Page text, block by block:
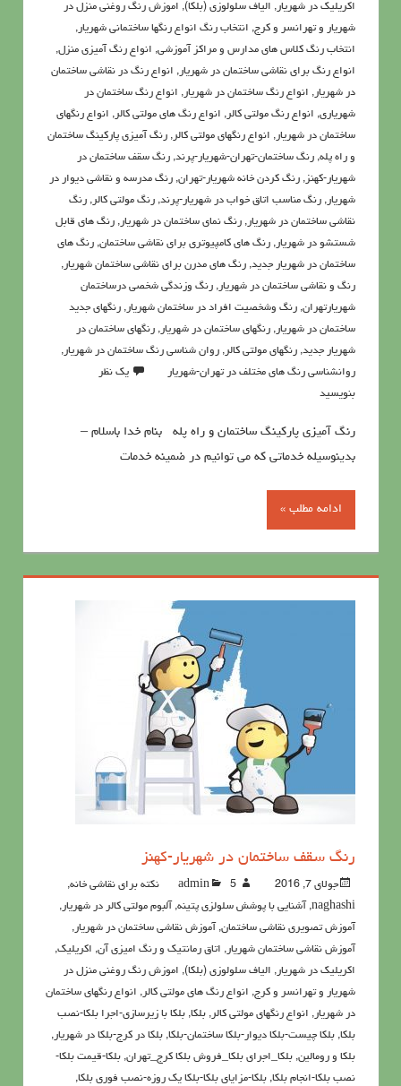
اکريليک در شهریار, الیاف سلولوزی (بلکا), اموزش رنگ روغنی منزل در
شهریار و تهرانسر و کرج, انتخاب رنگ انواع رنگها ساختمانی شهریار,
انتخاب رنگ کلاس های مدارس و مراکز آموزشی, انواع رنگ آمیزی منزل,
انواع رنگ برای نقاشی ساختمان در شهریار, انواع رنگ در نقاشی ساختمان
در شهریار, انواع رنگ ساختمان در شهریار, انواع رنگ ساختمان در
شهریاری, انواع رنگ مولتی کالر, انواع رنگ های مولتی کالر, انواع رنگهای
ساختمان در شهریار, انواع رنگهای مولتی کالر, رنگ آمیزی پارکینگ ساختمان
و راه پله, رنگ ساختمان-تهران-شهریار-پرند, رنگ سقف ساختمان در
شهریار-کهنز, رنگ کردن خانه شهریار-تهران, رنگ مدرسه و نقاشی دیوار در
شهریار, رنگ مناسب اتاق خواب در شهریار-پرند, رنگ مولتی کالر, رنگ
نقاشی ساختمان در شهریار, رنگ نمای ساختمان در شهریار, رنگ هاي قابل
شستشو در شهریار, رنگ هاي كامپيوتري براي نقاشي ساختمان, رنگ های
ساختمان در شهریار جدید, رنگ های مدرن برای نقاشی ساختمان شهریار,
رنگ و نقاشی ساختمان در شهریار, رنگ وزندگی شخصی درساختمان
شهریارتهران, رنگ وشخصیت افراد در ساختمان شهریار, رنگهای جدید
ساختمان در شهریار, رنگهای ساختمان در شهریار, رنگهای ساختمان در
شهریار جدید, رنگهای مولتی کالر, روان شناسي رنگ ساختمان در شهریار,
روانشناسي رنگ هاي مختلف در تهران-شهریار
یک نظر
بنویسید
رنگ آمیزی پارکینگ ساختمان و راه پله بنام خدا باسلام –
بدینوسیله خدماتی که می توانیم در ضمینه خدمات
ادامه مطلب »
رنگ سقف ساختمان در شهریار-کهنز
جولای 7, 2016 admin 5نکته برای نقاشی خانه
,
naghashi
, آشنايي با پوشش سلولزي پتينه, آلبوم مولتی کالر در شهریار ,
آموزش تصویری نقاشی ساختمان, آموزش نقاشی ساختمان در شهریار ,
آموزش نقاشی ساختمان شهریار , اتاق رمانتیک و رنگ امیزی آن, اکريليک,
اکريليک در شهریار , الیاف سلولوزی (بلکا), اموزش رنگ روغنی منزل در
شهریار و تهرانسر و کرج, انواع رنگ های مولتی کالر , انواع رنگهای ساختمان
در شهریار , انواع رنگهای مولتی کالر , بلکا, بلکا با زیرسازی-اجرا بلکا-نصب
بلکا, بلکا چیست-بلکا دیوار-بلکا ساختمان-بلکا, بلکا در کرج-بلکا در شهریار ,
بلکا و رومالین, بلکا_اجرای بلکا_فروش بلکا کرج_تهران, بلکا-قیمت بلکا-
نصب بلکا-انجام بلکا, بلکا-مزایای بلکا-بلکا یک روزه-نصب فوری بلکا,